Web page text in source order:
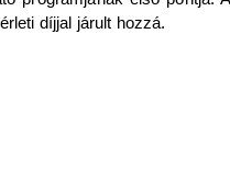
díjjal járult hozzá.